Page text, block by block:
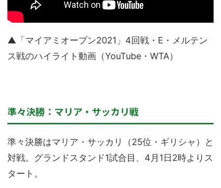
▲「マイアミオープン2021」4回戦・E・メルテン
ス戦のハイライト動画（YouTube・WTA）
準々決勝：マリア・サッカリ戦
準々決勝はマリア・サッカリ（25位・ギリシャ）と
対戦。グランドスタンド1試合目、4月1日2時よりス
タート。